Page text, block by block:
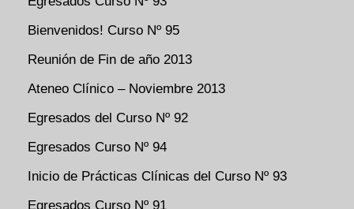
Bienvenidos! Curso Nº 95
Reunión de Fin de año 2013
Ateneo Clínico – Noviembre 2013
Egresados del Curso Nº 92
Egresados Curso Nº 94
Inicio de Prácticas Clínicas del Curso Nº 93
Egresados Curso Nº 91